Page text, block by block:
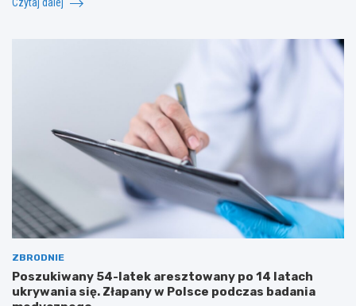
Czytaj dalej
ZBRODNIE
Poszukiwany 54-latek aresztowany po 14 latach
ukrywania się. Złapany w Polsce podczas badania